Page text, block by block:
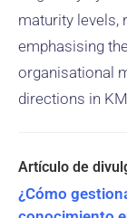
maturity levels,
emphasising
organisational
directions in
¿Cómo